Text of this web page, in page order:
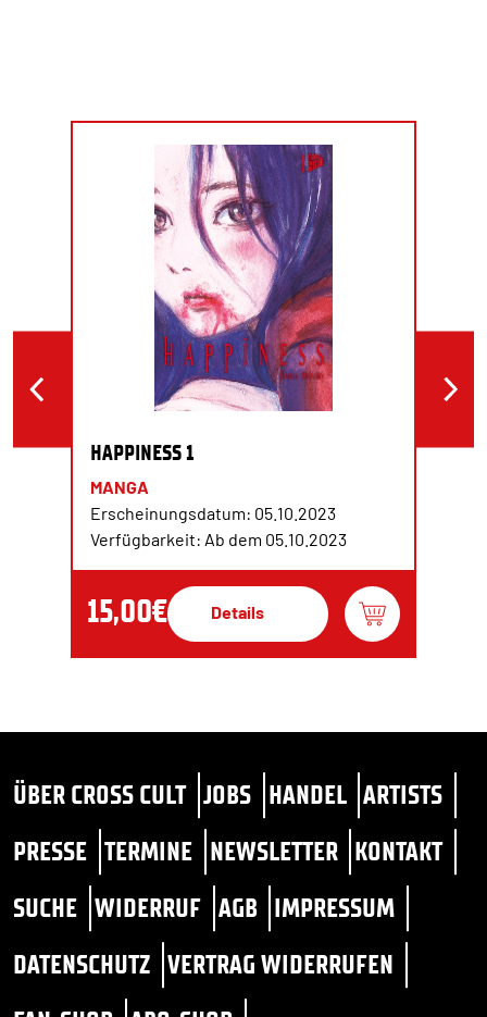
HAPPINESS 1
MANGA
Erscheinungsdatum: 05.10.2023
Verfügbarkeit: Ab dem 05.10.2023
15,00€ Details
ÜBER CROSS CULT JOBS HANDEL ARTISTS
PRESSE TERMINE NEWSLETTER KONTAKT
SUCHE WIDERRUF AGB IMPRESSUM
DATENSCHUTZ VERTRAG WIDERRUFEN